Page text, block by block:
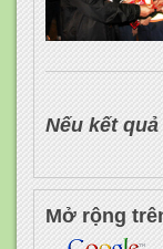
Nếu kết
Mở rộng